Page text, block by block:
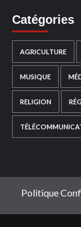
Catégories
AGRICULTURE
MUSIQUE
RELIGION
Politique